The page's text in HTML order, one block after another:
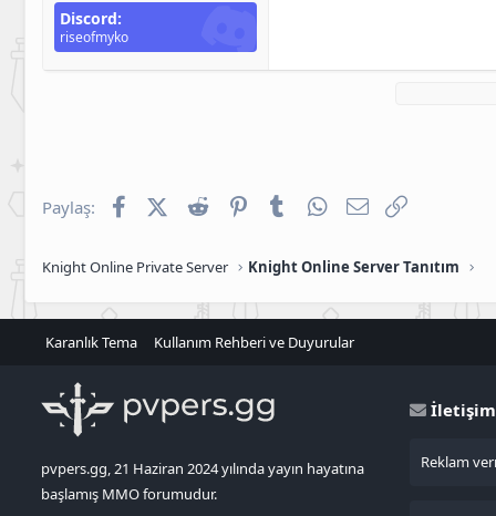
Discord
riseofmyko
Paylaş: FacebookX (Twitter)
Reddit PinterestTumblr WhatsApp
E-posta
Knight Online Private Server Knight Online Server Tanıtım
Karanlık Tema Kullanım Rehberi ve Duyurular
pvpers.gg, 21 Haziran 2024 yılında yayın hayatına
başlamış MMO forumudur.
Reklam